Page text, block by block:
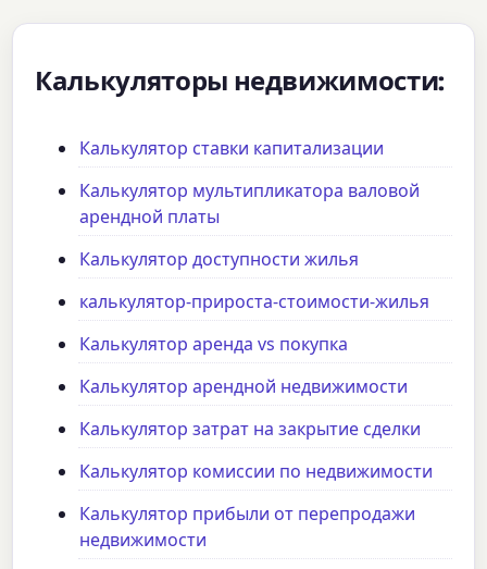
Калькуляторы недвижимости:
Калькулятор ставки капитализации
Калькулятор мультипликатора валовой
арендной платы
Калькулятор доступности жилья
калькулятор-прироста-стоимости-жилья
Калькулятор аренда vs покупка
Калькулятор арендной недвижимости
Калькулятор затрат на закрытие сделки
Калькулятор комиссии по недвижимости
Калькулятор прибыли от перепродажи
недвижимости